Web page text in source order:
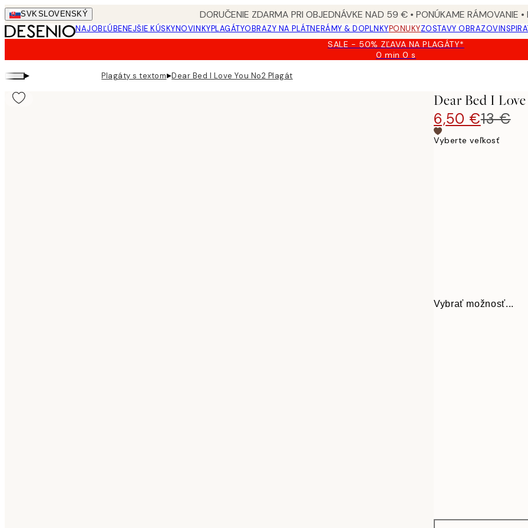
Skip
to
main
SVKSLOVENSKÝ DORUČENIE ZDARMA PRI OBJEDNÁVKE NAD 59 € • PONÚKAME RÁMOVANIE
NAJOBĽÚBENEJŠIE KÚSKYNOVINKYPLAGÁTYOBRAZY NA PLÁTNERÁMY & DOPLNKYPONUKYZOSTAVY OBRAZOV
SALE - 50% ZĽAVA NA PLAGÁTY*
0 min0 s
Platné
▸ Plagáty s textom▸Dear Bed I Love You No2 Plagát
Dear Bed I
6,50 €13 €
Vyberte veľkosť
Vybrať možnosť...